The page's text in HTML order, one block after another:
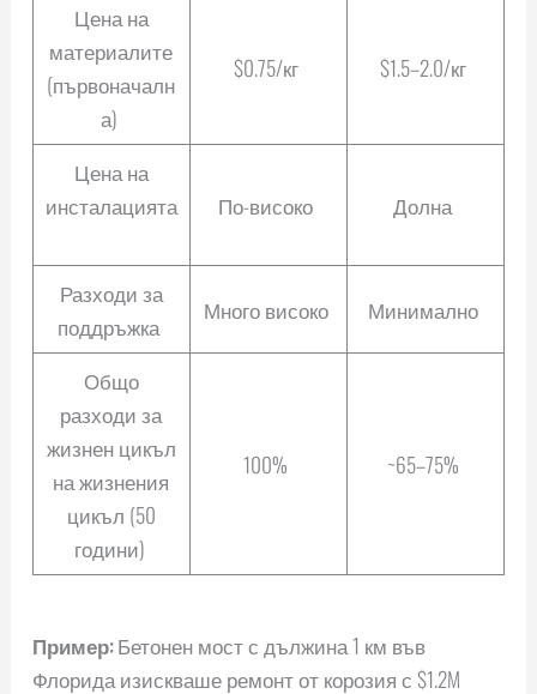
Цена на
материалите
(първоначалн
а)
$0.75/кг $1.5–2.0/кг
Цена на
инсталацията
По-високо Долна
Разходи за
поддръжка
Много високо Минимално
Общо
разходи за
жизнен цикъл
на жизнения
цикъл (50
години)
100% ~65–75%
Пример:Бетонен мост с дължина 1 км във
Флорида изискваше ремонт от корозия с $1.2M